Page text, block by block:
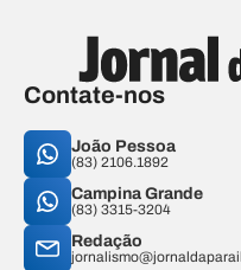
Contate-nos
João Pessoa
(83) 2106.1892
Campina Grande
(83) 3315-3204
Redação